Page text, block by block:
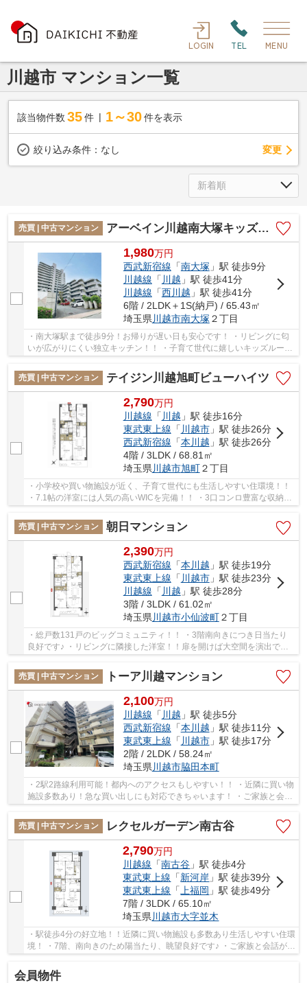
LOGIN TEL MENU
川越市 マンション一覧
該当物件数 35件 1～30 件を表示
絞り込み条件： なし 変更
売買 | 中古マンション アーベイン川越南大塚キッズプレース
1,980万円
西武新宿線 「南大塚 」駅 徒歩9分
川越線 「 川越 」駅 徒歩41分
川越線 「西川越 」駅 徒歩41分
6階 / 2LDK＋1S(納戸) / 65.43㎡
埼玉県 川越市南大塚 ２丁目
・南大塚駅まで徒歩9分！お帰りが遅い日も安心です！ ・リビングに匂
いが広がりにくい独立キッチン！！ ・子育て世代に嬉しいキッズルーム
があるマンション♪ 経験豊富なキャリアのあ...
売買 | 中古マンション
テイジン川越旭町ビューハイツ
2,790万円
川越線 「 川越 」駅 徒歩16分
東武東上線 「 川越市」駅 徒歩26分
西武新宿線 「本川越 」駅 徒歩26分
4階 / 3LDK / 68.81㎡
埼玉県 川越市旭町２丁目
・小学校や買い物施設が近く、子育て世代にも生活しやすい住環境！！
・7.1帖の洋室には人気の高いWICを完備！！ ・3口コンロ豊富な収納で
毎日のお料理も捗るシステムキッチン！！ 「...
売買 | 中古マンション
朝日マンション
2,390万円
西武新宿線 「本川越 」駅 徒歩19分
東武東上線 「 川越市」駅 徒歩23分
川越線 「 川越 」駅 徒歩28分
3階 / 3LDK / 61.02㎡
埼玉県川越市小仙波町２丁目
・総戸数131戸のビッグコミュニティ！！ ・3階南向きにつき日当たり
良好です♪ ・リビングに隣接した洋室！！扉を開けば大空間を演出でき
売買 | 中古マンション
トーア川越マンション
2,100万円
川越線 「 川越 」駅 徒歩5分
西武新宿線 「本川越 」駅 徒歩11分
東武東上線 「 川越市」駅 徒歩17分
2階 / 2LDK / 58.24㎡
埼玉県 川越市脇田本町
・2駅2路線利用可能！都内へのアクセスもしやすい！！ ・近隣に買い物
施設多数あり！急な買い出しにも対応できちゃいます！ ・ご家族と会話
売買 | 中古マンション
レクセルガーデン南古谷
2,790万円
川越線 「南古谷 」駅 徒歩4分
東武東上線 「新河岸 」駅 徒歩39分
東武東上線 「 上福岡 」駅 徒歩49分
7階 / 3LDK / 65.10㎡
埼玉県 川越市大字並木
・駅徒歩4分の好立地！！近隣に買い物施設も多数あり生活しやすい住環
境！ ・7階、南向きのため陽当たり、眺望良好です♪ ・ご家族と会話が弾
会員物件